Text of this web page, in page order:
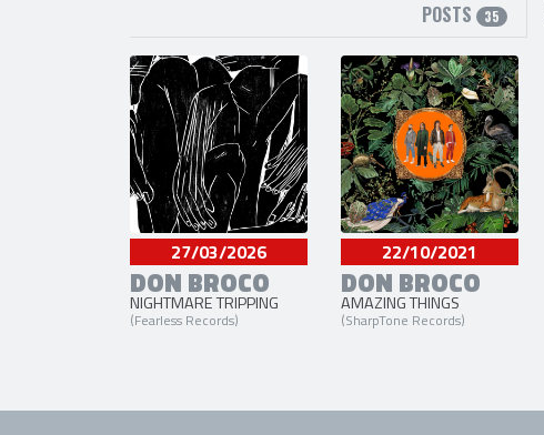
POSTS 35
27/03/2026
DON BROCO
NIGHTMARE TRIPPING
(Fearless Records)
22/10/2021
DON BROCO
AMAZING THINGS
(SharpTone Records)